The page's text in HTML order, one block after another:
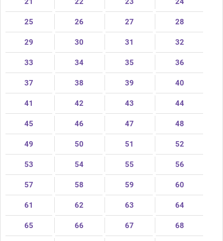
25 26 27 28
29 30 31 32
33 34 35 36
37 38 39 40
41 42 43 44
45 46 47 48
49 50 51 52
53 54 55 56
57 58 59 60
61 62 63 64
65 66 67 68